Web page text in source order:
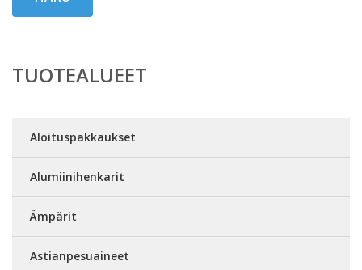
TUOTEALUEET
Aloituspakkaukset
Alumiinihenkarit
Ämpärit
Astianpesuaineet